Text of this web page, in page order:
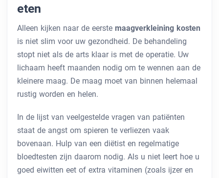
eten
Alleen kijken naar de eerste maagverkleining kosten
is niet slim voor uw gezondheid. De behandeling
stopt niet als de arts klaar is met de operatie. Uw
lichaam heeft maanden nodig om te wennen aan de
kleinere maag. De maag moet van binnen helemaal
rustig worden en helen.
In de lijst van veelgestelde vragen van patiënten
staat de angst om spieren te verliezen vaak
bovenaan. Hulp van een diëtist en regelmatige
bloedtesten zijn daarom nodig. Als u niet leert hoe u
goed eiwitten eet of extra vitaminen (zoals ijzer en